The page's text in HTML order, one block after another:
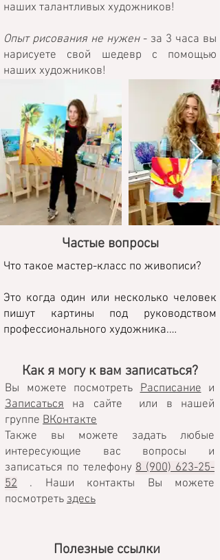
наших талантливых художников!
Опыт рисования не нужен- за 3 часа вы
нарисуете свой шедевр с помощью
наших художников!
Частые вопросы
Что такое мастер-класс по живописи?
Это когда один или несколько человек
пишут картины под руководством
профессионального художника.
Все мастер-классы одинаковые?
Нет, мастер-классы по рисованию
маслом на холсте бывают
индивидуальные и тематические.
Подробнее смотрите на странице "Курсы
и мастер-классы: Виды и Цены"
Как я могу к вам записаться?
Вы можете посмотретьРасписаниеи
Записаться на сайте или в нашей
группе ВКонтакте
Также вы можете задать любые
интересующие вас вопросы и
записаться по телефону8 (900) 623-25-
52 . Наши контакты Вы можете
посмотреть здесь
Полезные ссылки